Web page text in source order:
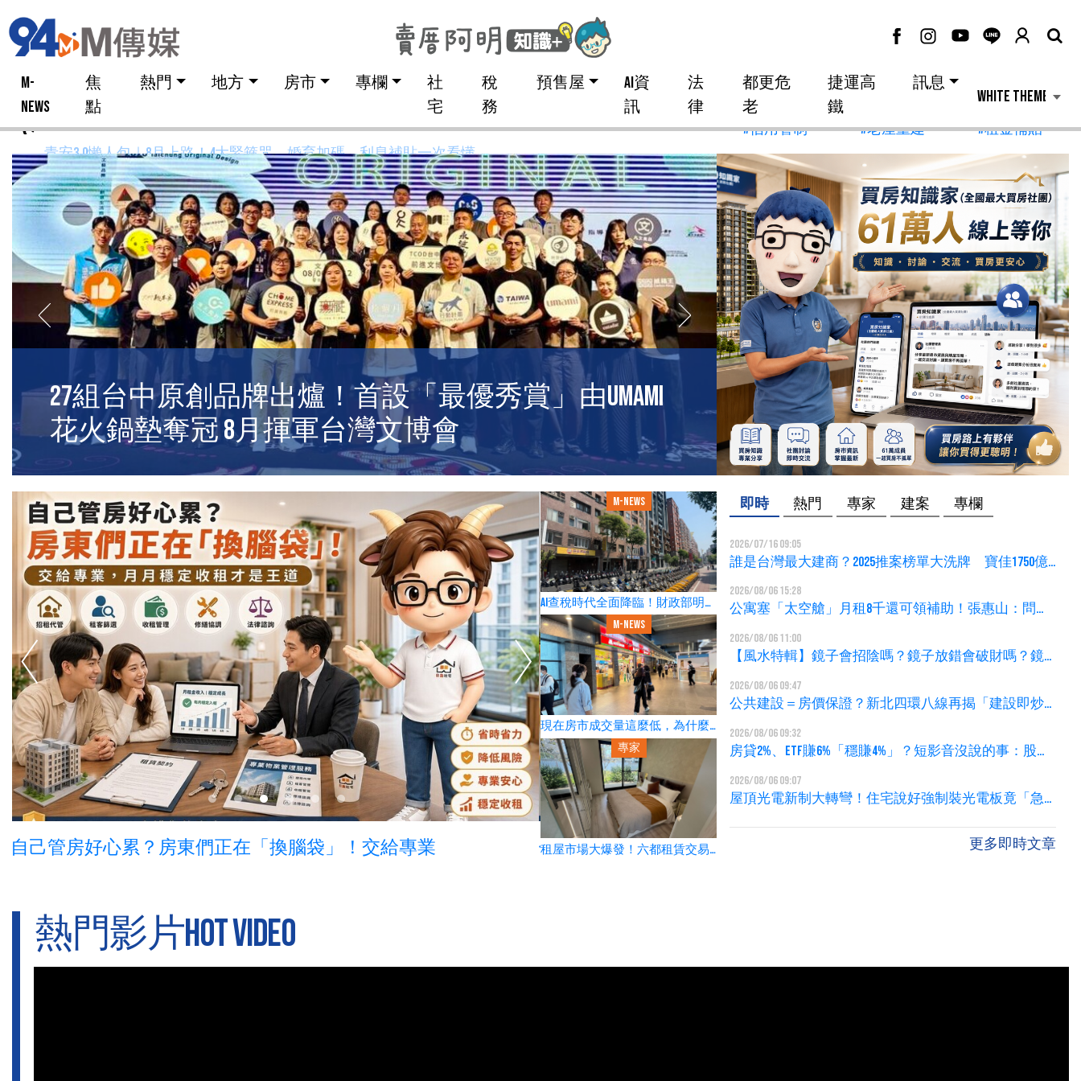
M-
NEWS
焦
點
熱門 地方 房市 專欄
社
宅
稅
務
預售屋
AI資
訊
法
律
都更危
老
捷運高
鐵
訊息
營造業缺工惡化催生非法黑工市場，專家提三路徑 從源頭解決問題 #信用管制 #老屋重建 #租金補貼
買房菜鳥最常忽略的5筆錢！18年房仲老手揭殘酷真
相：簽約那一刻才發現預算炸了
換房先買後賣個資大外洩
址 專家揭「合法漏洞」
自己管房好心累？房東們正在「換腦袋」！交給專業 假分割真避稅！清查共有物分割 鎖定「墊高地價」逃漏土增稅
M-news
AI查稅時代全面降臨！財政部明年
稅收衝3兆 投資客恐遭鎖定
M-news
現在房市成交量這麼低，為什麼
價格還跌不太下來？到底該怎麼
出價才不會買貴？
專家
租屋市場大爆發！六都租賃交易
即時 熱門 專家 建案 專欄
2026/07/16 09:05
誰是台灣最大建商？2025推案榜單大洗牌 寶佳1750億
2026/08/06 15:28
公寓塞「太空艙」月租8千還可領補助！張惠山：問題
2026/08/06 11:00
【風水特輯】鏡子會招陰嗎？鏡子放錯會破財嗎？鏡
2026/08/06 09:47
公共建設＝房價保證？新北四環八線再揭「建設即炒
2026/08/06 09:32
房貸2%、ETF賺6%「穩賺4%」？短影音沒說的事：股災
2026/08/06 09:07
屋頂光電新制大轉彎！住宅說好強制裝光電板竟「急
更多即時文章
熱門影片HOT VIDEO